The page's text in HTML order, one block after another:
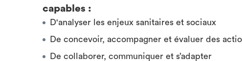
capables :
D'analyser les enjeux sanitaires et sociaux
De concevoir, accompagner et évaluer des
De collaborer, communiquer et s’adapter